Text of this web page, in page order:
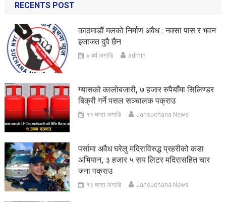
RECENTS POST
काठमाडौं मलको निर्माण अवैध : नक्सा पास र भवन
इजाजत दुवै छैन
४ वर्ष अगाडि admin
ग्यासको कालोबजारी, ७ हजार रुपैयाँमा सिलिण्डर
बिक्री गर्ने पसल सञ्चालक पक्राउ
११ घण्टा अगाडि Jansuchana News
पर्सामा अवैध घरेलु मदिराविरुद्ध प्रहरीको कडा
अभियान, ३ हजार ५ सय लिटर मदिरासहित चार
जना पक्राउ
१३ घण्टा अगाडि Jansuchana News